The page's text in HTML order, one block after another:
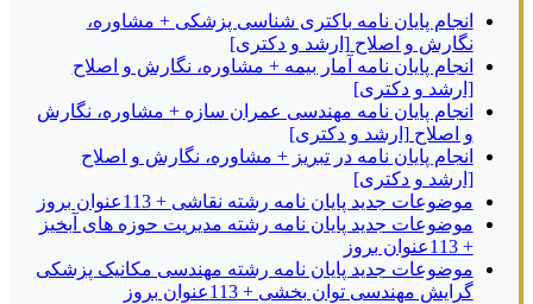
انجام پایان نامه باکتری شناسی پزشکی + مشاوره،
نگارش و اصلاح [ارشد و دکتری]
انجام پایان نامه آمار بیمه + مشاوره، نگارش و اصلاح
[ارشد و دکتری]
انجام پایان نامه مهندسی عمران سازه + مشاوره، نگارش
و اصلاح [ارشد و دکتری]
انجام پایان نامه در تبریز + مشاوره، نگارش و اصلاح
[ارشد و دکتری]
موضوعات جدید پایان نامه رشته نقاشی + 113عنوان بروز
موضوعات جدید پایان نامه رشته مدیریت حوزه های آبخیز
+ 113عنوان بروز
موضوعات جدید پایان نامه رشته مهندسی مکانیک پزشکی
گرایش مهندسی توان بخشی + 113عنوان بروز